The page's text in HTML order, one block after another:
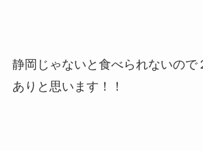
静岡じゃないと食べられないので
ありと思います！！